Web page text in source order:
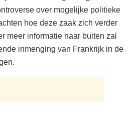
over mogelijke politieke
hoe deze zaak zich verder
meer informatie naar buiten zal
inmenging van Frankrijk in de